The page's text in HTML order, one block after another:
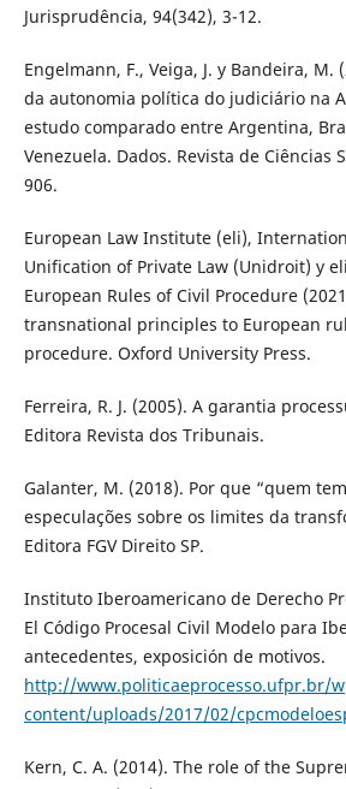
Jurisprudência, 94(342), 3-12.
Engelmann, F., Veiga, J. y Bandeira, M.
da autonomia política do judiciário na
estudo comparado entre Argentina,
Venezuela. Dados. Revista de Ciências
906.
European Law Institute (eli),
Unification of Private Law (Unidroit) y
European Rules of Civil Procedure
transnational principles to European
procedure. Oxford University Press.
Ferreira, R. J. (2005). A garantia
Editora Revista dos Tribunais.
Galanter, M. (2018). Por que “quem
especulações sobre os limites da
Editora FGV Direito SP.
Instituto Iberoamericano de Derecho
El Código Procesal Civil Modelo para
antecedentes, exposición de motivos.
http://www.politicaeprocesso.ufpr.br/
content/uploads/2017/02/
Kern, C. A. (2014). The role of the